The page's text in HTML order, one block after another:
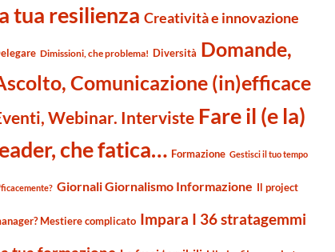
tua resilienza Creatività e innovazione
Dimissioni, che problema! Diversità Domande,
Comunicazione (in)efficace
Webinar. Interviste Fare il (e la)
che fatica… Formazione Gestisci il tuo tempo
Giornali Giornalismo Informazione Il project
Mestiere complicato Impara I 36 stratagemmi